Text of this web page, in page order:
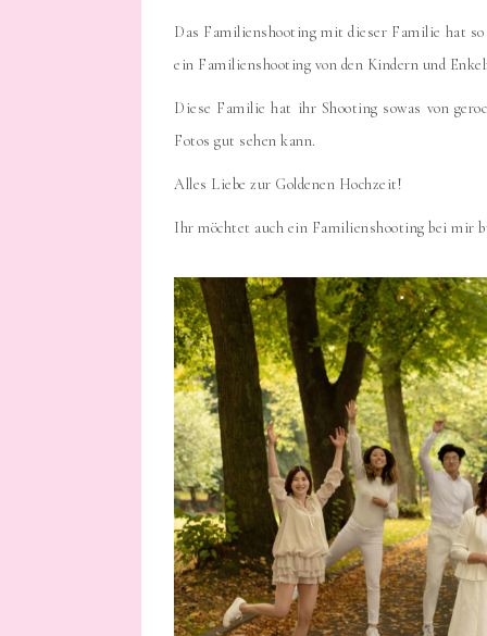
Das Familienshooting mit dieser Familie hat
ein Familienshooting von den Kindern und
Diese Familie hat ihr Shooting sowas von
Fotos gut sehen kann.
Alles Liebe zur Goldenen Hochzeit!
Ihr möchtet auch ein Familienshooting bei mir